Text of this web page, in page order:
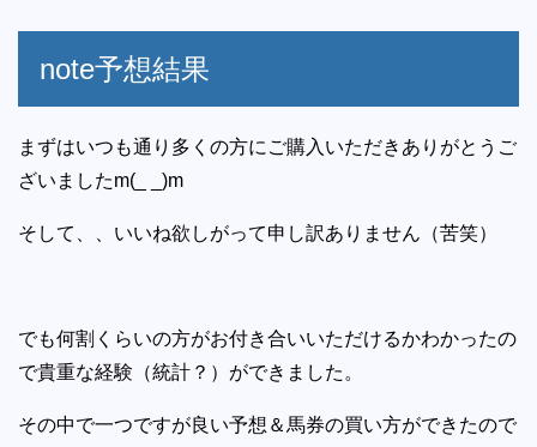
note予想結果
まずはいつも通り多くの方にご購入いただきありがとうご
ざいましたm(_ _)m
そして、、いいね欲しがって申し訳ありません（苦笑）
でも何割くらいの方がお付き合いいただけるかわかったの
で貴重な経験（統計？）ができました。
その中で一つですが良い予想＆馬券の買い方ができたので